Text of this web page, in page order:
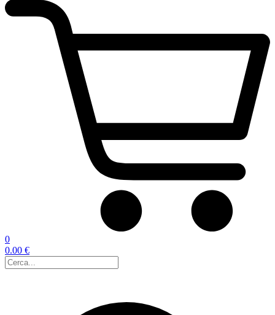
0
0.00 €